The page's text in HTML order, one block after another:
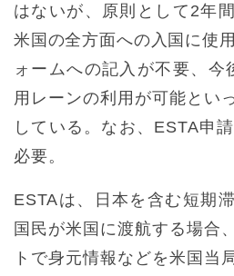
はないが、原則として2年
米国の全方面への入国に使
ォームへの記入が不要、今
用レーンの利用が可能とい
している。なお、ESTA申
必要。
ESTAは、日本を含む短期
国民が米国に渡航する場合
トで身元情報などを米国当